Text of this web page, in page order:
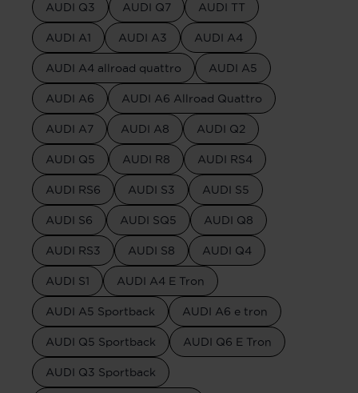
AUDI Q3 AUDI Q7 AUDI TT
AUDI A1 AUDI A3 AUDI A4
AUDI A4 allroad quattro AUDI A5
AUDI A6 AUDI A6 Allroad Quattro
AUDI A7 AUDI A8 AUDI Q2
AUDI Q5 AUDI R8 AUDI RS4
AUDI RS6 AUDI S3 AUDI S5
AUDI S6 AUDI SQ5 AUDI Q8
AUDI RS3 AUDI S8 AUDI Q4
AUDI S1 AUDI A4 E Tron
AUDI A5 Sportback AUDI A6 e tron
AUDI Q5 Sportback AUDI Q6 E Tron
AUDI Q3 Sportback